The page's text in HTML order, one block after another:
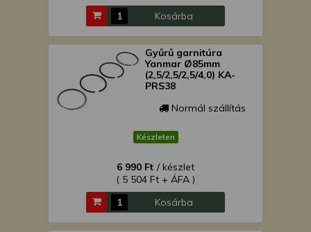
Kosárba
Gyűrű garnitúra
Yanmar Ø85mm
(2,5/2,5/2,5/4,0) KA-
PRS38
Normál szállítás
Készleten
6 990 Ft / készlet
( 5 504 Ft + ÁFA )
Kosárba